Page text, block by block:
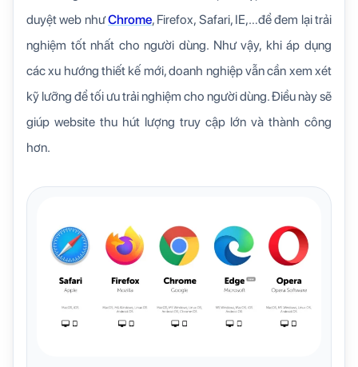
duyệt web nhưChrome, Firefox, Safari, IE,…để đem lại trải
nghiệm tốt nhất cho người dùng. Như vậy, khi áp dụng
các xu hướng thiết kế mới, doanh nghiệp vẫn cần xem xét
kỹ lưỡng để tối ưu trải nghiệm cho người dùng. Điều này sẽ
giúp website thu hút lượng truy cập lớn và thành công
hơn.